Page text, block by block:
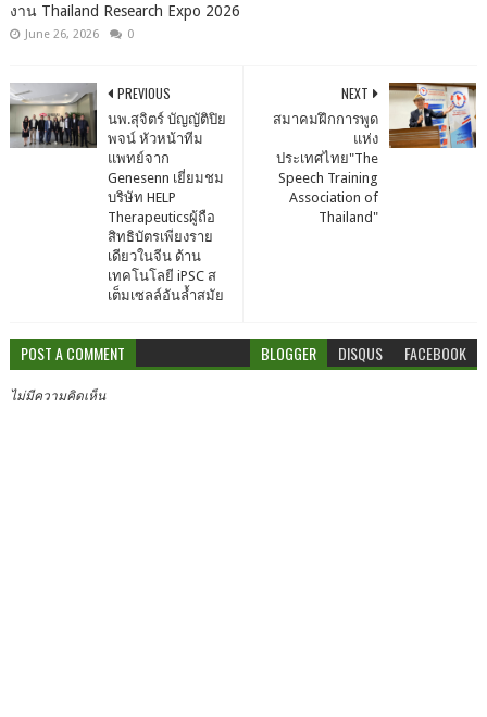
งาน Thailand Research Expo 2026
June 26, 2026 0
NEXT
สมาคมฝึกการพูด
แห่ง
ประเทศไทย"The
Speech Training
Association of
Thailand"
PREVIOUS
นพ.สุจิตร์ บัญญัติปิย
พจน์ หัวหน้าทีม
แพทย์จาก
Genesenn เยี่ยมชม
บริษัท HELP
Therapeuticsผู้ถือ
สิทธิบัตรเพียงราย
เดียวในจีน ด้าน
เทคโนโลยี iPSC ส
เต็มเซลล์อันล้ำสมัย
POST A COMMENT BLOGGER DISQUS FACEBOOK
ไม่มีความคิดเห็น